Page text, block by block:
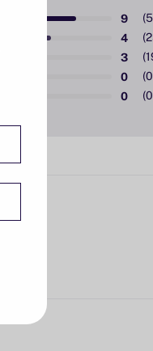
9
4
3
0
0